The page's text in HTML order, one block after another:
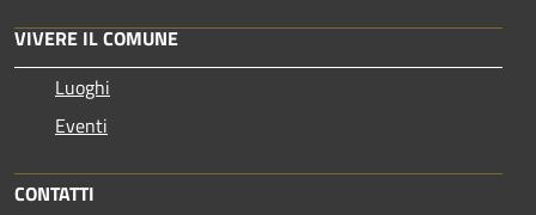
VIVERE IL COMUNE
Luoghi
Eventi
CONTATTI